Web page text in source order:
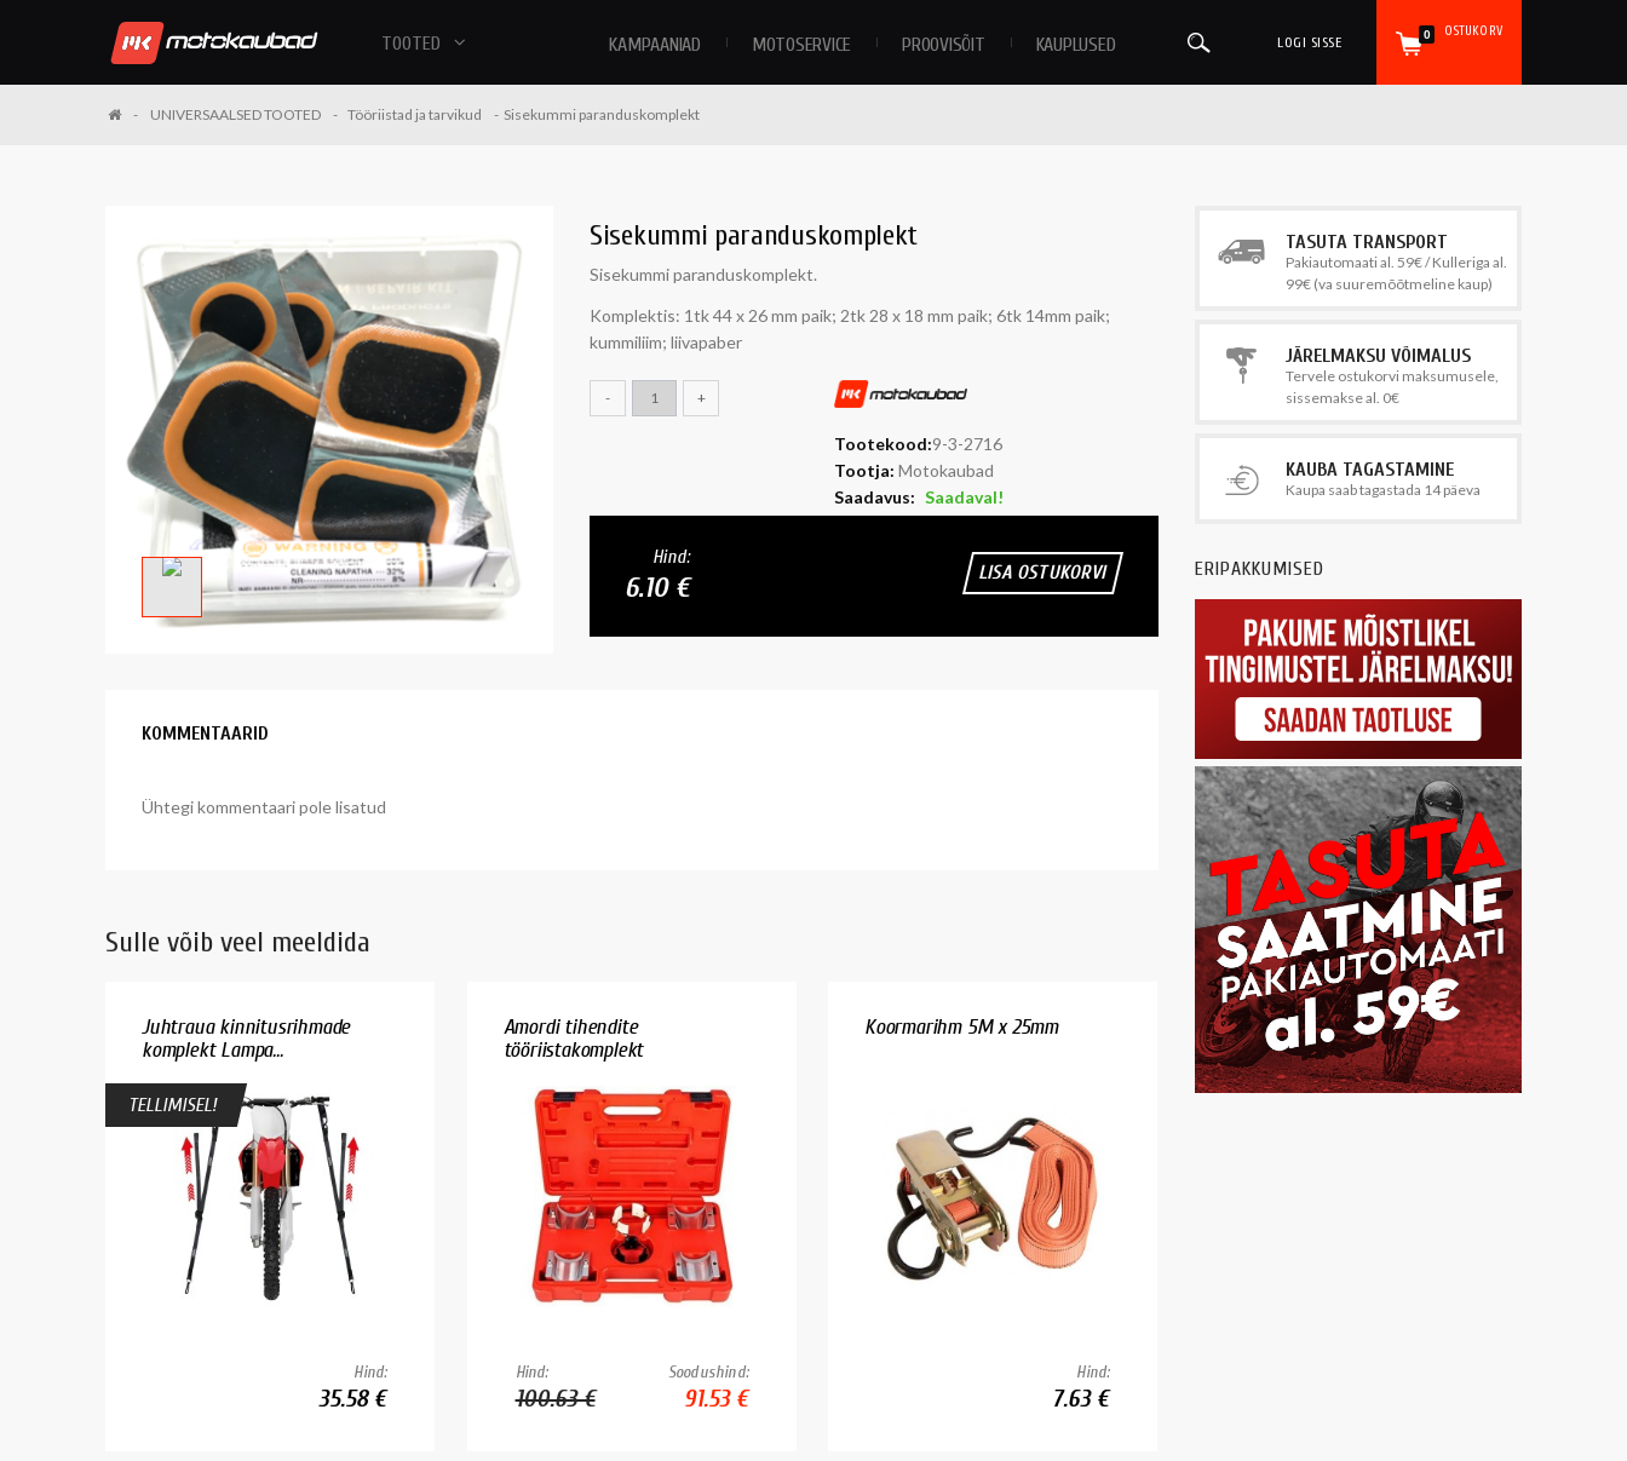
OSTUKORV
0
LOGI SISSE
KAMPAANIAD MOTOSERVICE PROOVISÕIT KAUPLUSED
TOOTED
UNIVERSAALSED TOOTED Tööriistad ja tarvikud Sisekummi paranduskomplekt
TASUTA TRANSPORT
Pakiautomaati al. 59€ / Kulleriga al.
99€ (va suuremõõtmeline kaup)
JÄRELMAKSU VÕIMALUS
Tervele ostukorvi maksumusele,
sissemakse al. 0€
KAUBA TAGASTAMINE
Kaupa saab tagastada 14 päeva
ERIPAKKUMISED
Sisekummi paranduskomplekt
Sisekummi paranduskomplekt.
Komplektis: 1tk 44 x 26 mm paik; 2tk 28 x 18 mm paik; 6tk 14mm paik;
kummiliim; liivapaber
Tootekood:9-3-2716
Tootja: Motokaubad
Saadavus: Saadaval!
- +
Hind:
6.10 € LISA OSTUKORVI
KOMMENTAARID
Ühtegi kommentaari pole lisatud
Sulle võib veel meeldida
Juhtraua kinnitusrihmade
komplekt Lampa...
TELLIMISEL!
Hind:
35.58 €
Amordi tihendite
tööriistakomplekt
Hind:
100.63 €
Soodushind:
91.53 €
Koormarihm 5M x 25mm
Hind:
7.63 €